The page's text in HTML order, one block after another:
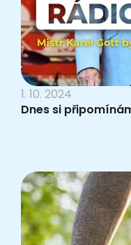
1. 10. 2024
Dnes si